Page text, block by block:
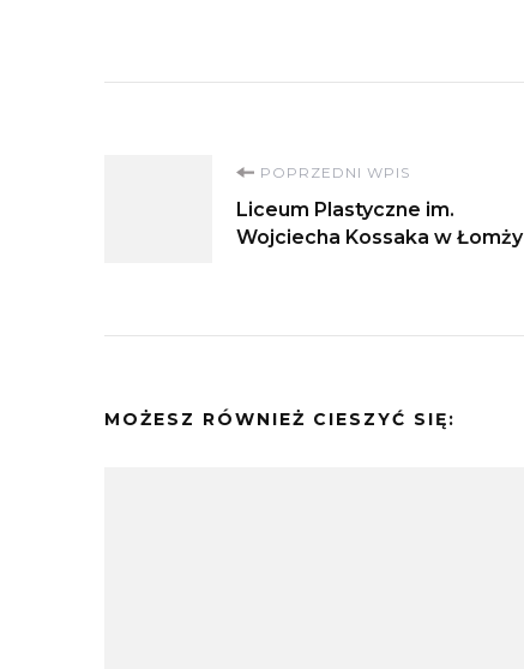
Nawigacja
wpisu
POPRZEDNI WPIS
Liceum Plastyczne im.
Wojciecha Kossaka w Łomży
MOŻESZ RÓWNIEŻ CIESZYĆ SIĘ: